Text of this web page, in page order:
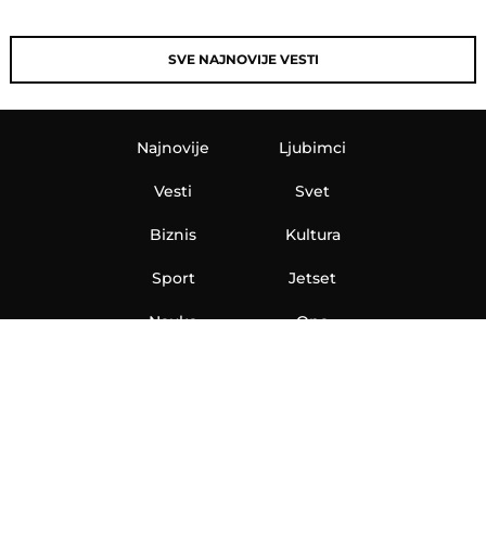
SVE NAJNOVIJE VESTI
Najnovije
Vesti
Biznis
Sport
Nauka
Ljubimci
Svet
Kultura
Jetset
Ona